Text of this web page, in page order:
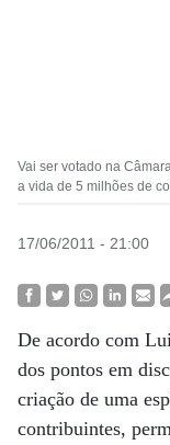
Vai ser votado na
a vida de 5 milhões de
17/06/2011 - 21:00
De acordo com
dos pontos em
criação de uma
contribuintes,